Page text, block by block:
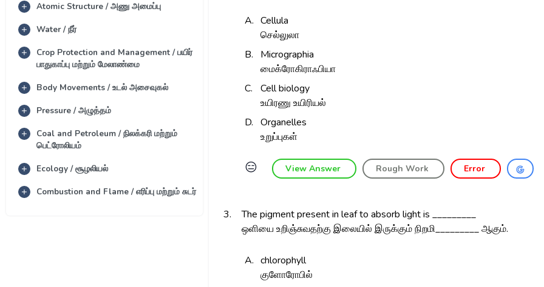
Atomic Structure / அணு அமைப்பு
Water / நீர்
Crop Protection and Management / பயிர்
பாதுகாப்பு மற்றும் மேலாண்மை
Body Movements / உடல் அசைவுகல்
Pressure / அழுத்தம்
Coal and Petroleum / நிலக்கரி மற்றும்
பெட்ரோலியம்
Ecology / சூழலியல்
Combustion and Flame / எரிப்பு மற்றும் சுடர்
A. Cellula
செல்லுலா
B.
Micrographia
மைக்ரோகிராஃபியா
C.
Cell biology
உயிரணு உயிரியல்
D.
Organelles
உறுப்புகள்
😑 View Answer Rough Work Error
3.
The pigment present in leaf to absorb light is _________
ஒளியை உறிஞ்சுவதற்கு இலையில் இருக்கும் நிறமி_________ ஆகும்.
A. chlorophyll
குளோரோபில்